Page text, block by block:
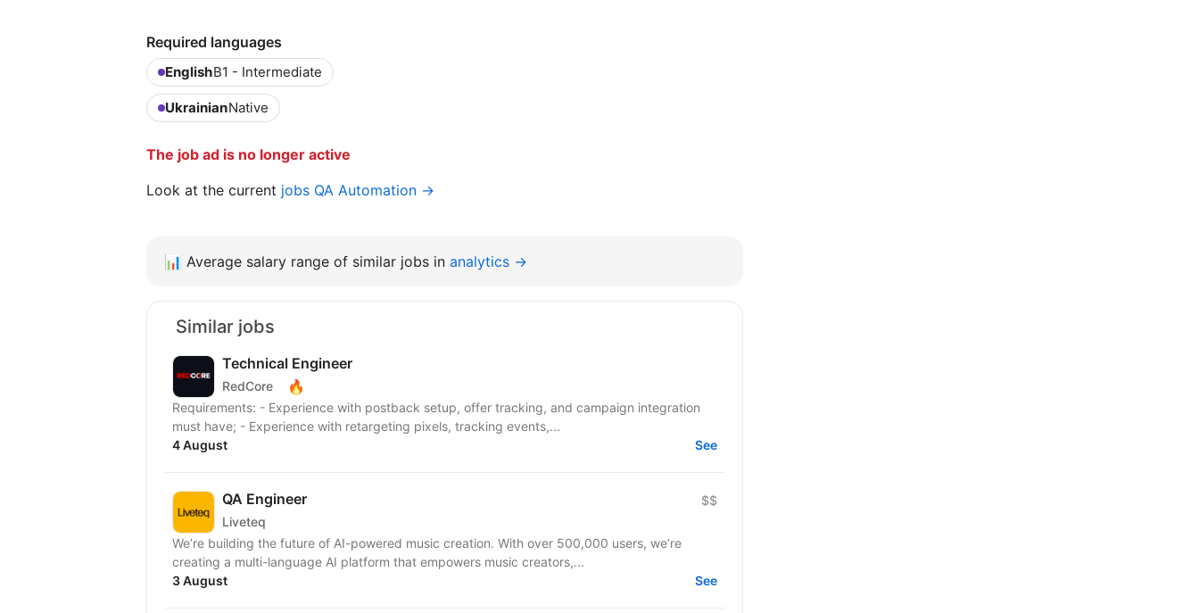
Required languages
EnglishB1 - Intermediate
UkrainianNative
The job ad is no longer active
Look at the current jobs QA Automation →
📊 Average salary range of similar jobs in analytics →
Similar jobs
Technical Engineer
RedCore 🔥
Requirements: - Experience with postback setup, offer tracking, and campaign integration
must have; - Experience with retargeting pixels, tracking events,...
4 August
See
QA Engineer
Liveteq
$$
We’re building the future of AI-powered music creation. With over 500,000 users, we’re
creating a multi-language AI platform that empowers music creators,...
3 August
See